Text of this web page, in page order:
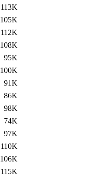
113K
105K
112K
108K
95K
100K
91K
86K
98K
74K
97K
110K
106K
115K